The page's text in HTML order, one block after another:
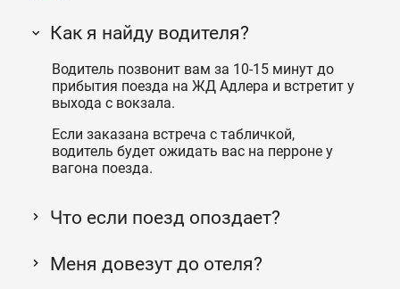
Как я найду водителя?
Водитель позвонит вам за 10-15 минут до
прибытия поезда на ЖД Адлера и встретит у
выхода с вокзала.
Если заказана встреча с табличкой,
водитель будет ожидать вас на перроне у
вагона поезда.
Что если поезд опоздает?
Меня довезут до отеля?